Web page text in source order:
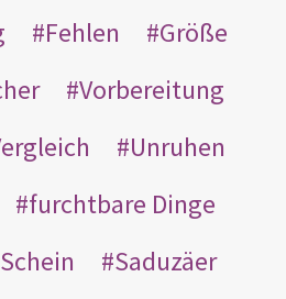
Fehlen
Größe
Vorbereitung
Unruhen
furchtbare Dinge
Schein
Saduzäer